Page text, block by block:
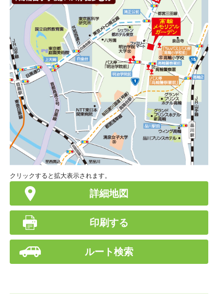
クリックすると拡大表示されます。
詳細地図
印刷する
ルート検索